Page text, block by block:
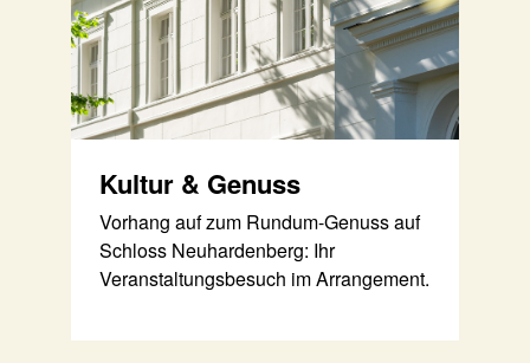
Kultur & Genuss
Vorhang auf zum Rundum-Genuss auf
Schloss Neuhardenberg: Ihr
Veranstaltungsbesuch im Arrangement.